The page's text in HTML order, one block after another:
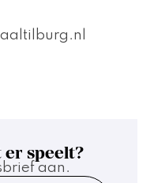
speelt?
aan.